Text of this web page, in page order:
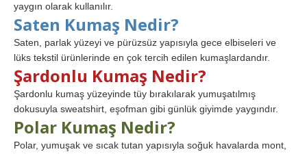
yaygın olarak kullanılır.
Saten Kumaş Nedir?
Saten, parlak yüzeyi ve pürüzsüz yapısıyla gece elbiseleri ve
lüks tekstil ürünlerinde en çok tercih edilen kumaşlardandır.
Şardonlu Kumaş Nedir?
Şardonlu kumaş yüzeyinde tüy bırakılarak yumuşatılmış
dokusuyla sweatshirt, eşofman gibi günlük giyimde yaygındır.
Polar Kumaş Nedir?
Polar, yumuşak ve sıcak tutan yapısıyla soğuk havalarda mont,